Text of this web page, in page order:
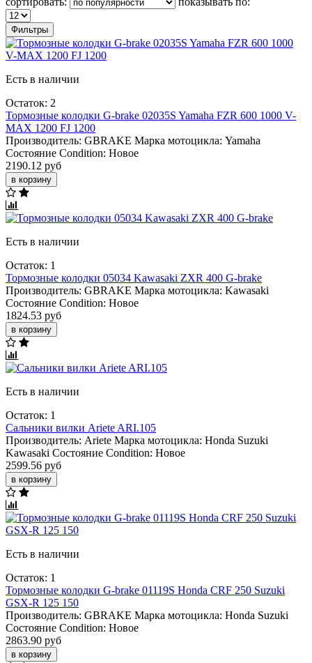
Фильтры
Есть в наличии
Остаток: 2
Тормозные колодки G-brake 02035S Yamaha FZR 600 1000 V-
MAX 1200 FJ 1200
Производитель: GBRAKE Марка мотоцикла: Yamaha
Состояние Condition: Новое
2190.12 руб
в корзину
Есть в наличии
Остаток: 1
Тормозные колодки 05034 Kawasaki ZXR 400 G-brake
Производитель: GBRAKE Марка мотоцикла: Kawasaki
Состояние Condition: Новое
1824.53 руб
в корзину
Есть в наличии
Остаток: 1
Сальники вилки Ariete ARI.105
Производитель: Ariete Марка мотоцикла: Honda Suzuki
Kawasaki Состояние Condition: Новое
2599.56 руб
в корзину
Есть в наличии
Остаток: 1
Тормозные колодки G-brake 01119S Honda CRF 250 Suzuki
GSX-R 125 150
Производитель: GBRAKE Марка мотоцикла: Honda Suzuki
Состояние Condition: Новое
2863.90 руб
в корзину